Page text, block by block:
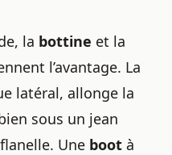
la bottine et la
l’avantage. La
latéral, allonge la
sous un jean
Une boot à